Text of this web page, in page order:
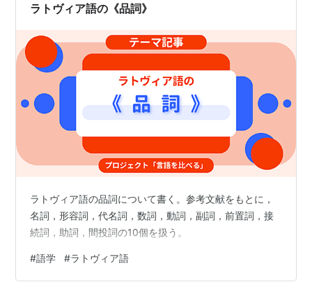
ラトヴィア語の《品詞》
ラトヴィア語の品詞について書く。参考文献をもとに，
名詞，形容詞，代名詞，数詞，動詞，副詞，前置詞，接
続詞，助詞，間投詞の10個を扱う。
#語学 #ラトヴィア語